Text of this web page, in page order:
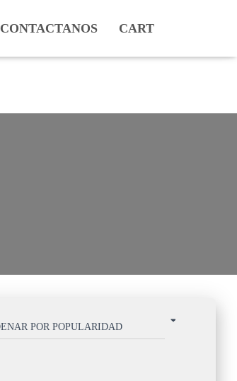
CONTACTANOS CART